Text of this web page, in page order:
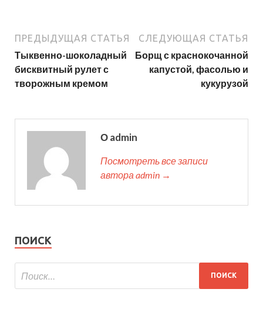
ПРЕДЫДУЩАЯ СТАТЬЯ
Тыквенно-шоколадный
бисквитный рулет с
творожным кремом
СЛЕДУЮЩАЯ СТАТЬЯ
Борщ с краснокочанной
капустой, фасолью и
кукурузой
О admin
Посмотреть все записи
автора admin →
ПОИСК